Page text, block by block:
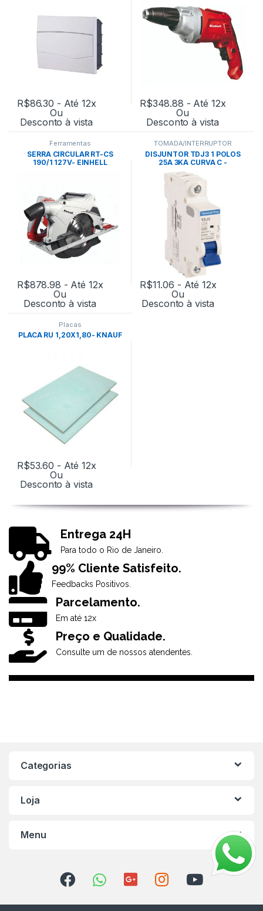
R$86.30 - Até 12x
Ou
Desconto à vista
R$348.88 - Até 12x
Ou
Desconto à vista
Ferramentas
SERRA CIRCULAR RT-CS
190/1 127V- EINHELL
R$878.98 - Até 12x
Ou
Desconto à vista
TOMADA/INTERRUPTOR
DISJUNTOR TDJ3 1 POLOS
25A 3KA CURVA C -
TRAMONTINA
R$11.06 - Até 12x
Ou
Desconto à vista
Placas
PLACA RU 1,20X1,80- KNAUF
R$53.60 - Até 12x
Ou
Desconto à vista
Entrega 24H
Para todo o Rio de Janeiro.
99% Cliente Satisfeito.
Feedbacks Positivos.
Parcelamento.
Em até 12x
Preço e Qualidade.
Consulte um de nossos atendentes.
Categorias
Loja
Menu